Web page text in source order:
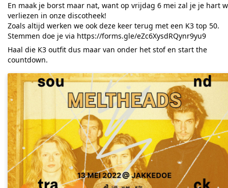
En maak je borst maar nat, want op vrijdag 6 mei zal je je hart
verliezen in onze discotheek!
Zoals altijd werken we ook deze keer terug met een K3 top 50.
Stemmen doe je via https://forms.gle/eZc6XysdRQynr9yu9
Haal die K3 outfit dus maar van onder het stof en start the
countdown.